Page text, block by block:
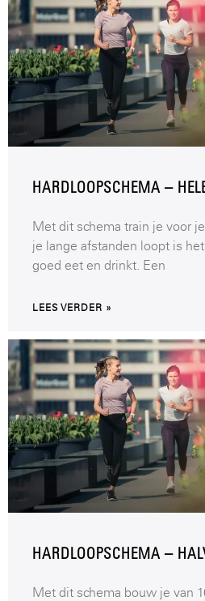
HARDLOOPSCHEMA –
Met dit schema train je voor
je lange afstanden loopt is
goed eet en drinkt. Een
LEES VERDER »
HARDLOOPSCHEMA –
Met dit schema bouw je van